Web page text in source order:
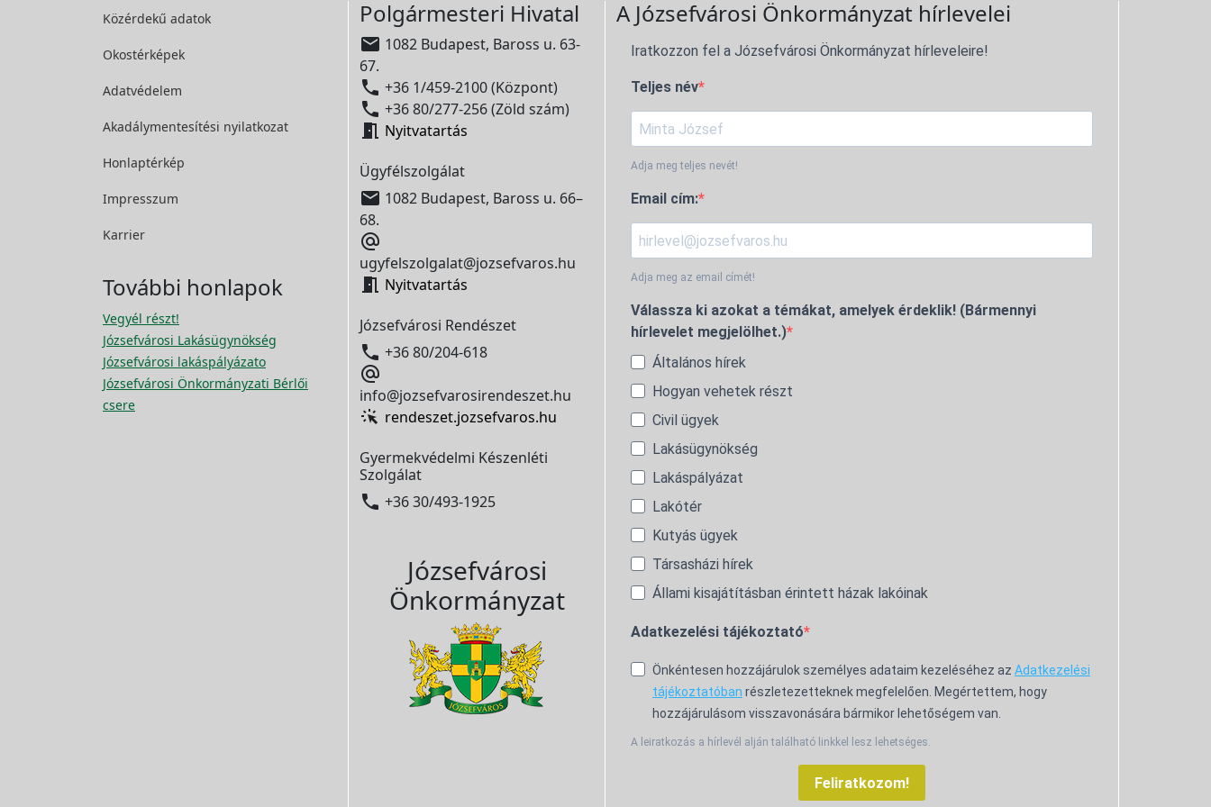
Közérdekű adatok
Okostérképek
Adatvédelem
Akadálymentesítési nyilatkozat
Honlaptérkép
Impresszum
Karrier
További honlapok
Vegyél részt!
Józsefvárosi Lakásügynökség
Józsefvárosi lakáspályázato
Józsefvárosi Önkormányzati Bérlői
csere
Polgármesteri Hivatal
 1082 Budapest, Baross u. 63-
67.
 +36 1/459-2100 (Központ)
 +36 80/277-256 (Zöld szám)
 Nyitvatartás
Ügyfélszolgálat
 1082 Budapest, Baross u. 66–
68.

ugyfelszolgalat@jozsefvaros.hu
 Nyitvatartás
Józsefvárosi Rendészet
 +36 80/204-618

info@jozsefvarosirendeszet.hu
rendeszet.jozsefvaros.hu
Gyermekvédelmi Készenléti
Szolgálat
 +36 30/493-1925
Józsefvárosi
Önkormányzat
A Józsefvárosi Önkormányzat hírlevelei
Iratkozzon fel a Józsefvárosi Önkormányzat hírleveleire!
Teljes név
Adja meg teljes nevét!
Email cím:
Adja meg az email címét!
Válassza ki azokat a témákat, amelyek érdeklik! (Bármennyi
hírlevelet megjelölhet.)
Általános hírek
Hogyan vehetek részt
Civil ügyek
Lakásügynökség
Lakáspályázat
Lakótér
Kutyás ügyek
Társasházi hírek
Állami kisajátításban érintett házak lakóinak
Adatkezelési tájékoztató
Önkéntesen hozzájárulok személyes adataim kezeléséhez az Adatkezelési
tájékoztatóban részletezetteknek megfelelően. Megértettem, hogy
hozzájárulásom visszavonására bármikor lehetőségem van.
A leiratkozás a hírlevél alján található linkkel lesz lehetséges.
Feliratkozom!